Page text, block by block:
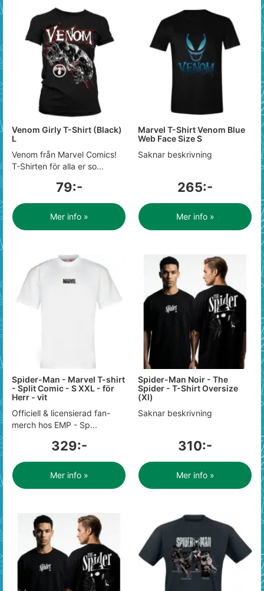
Venom Girly T-Shirt (Black)
L
Venom från Marvel Comics!
T-Shirten för alla er so...
79:-
Mer info »
Marvel T-Shirt Venom Blue
Web Face Size S
Saknar beskrivning
265:-
Mer info »
Spider-Man - Marvel T-shirt
- Split Comic - S XXL - för
Herr - vit
Officiell & licensierad fan-
merch hos EMP - Sp...
329:-
Mer info »
Spider-Man Noir - The
Spider - T-Shirt Oversize
(Xl)
Saknar beskrivning
310:-
Mer info »